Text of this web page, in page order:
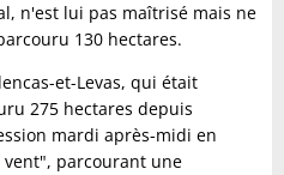
n'est lui pas maîtrisé mais ne
130 hectares.
et-Levas, qui était
275 hectares depuis
mardi après-midi en
parcourant une